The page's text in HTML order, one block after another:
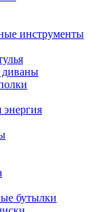
инструменты
диваны
энергия
бутылки